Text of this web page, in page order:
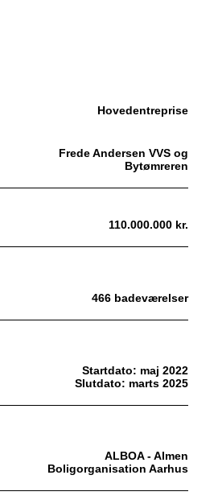
Hovedentreprise
Frede Andersen VVS og
Bytømreren
110.000.000 kr.
466 badeværelser
Startdato: maj 2022
Slutdato: marts 2025
ALBOA - Almen
Boligorganisation Aarhus